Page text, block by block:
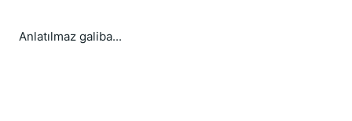
Anlatılmaz galiba...